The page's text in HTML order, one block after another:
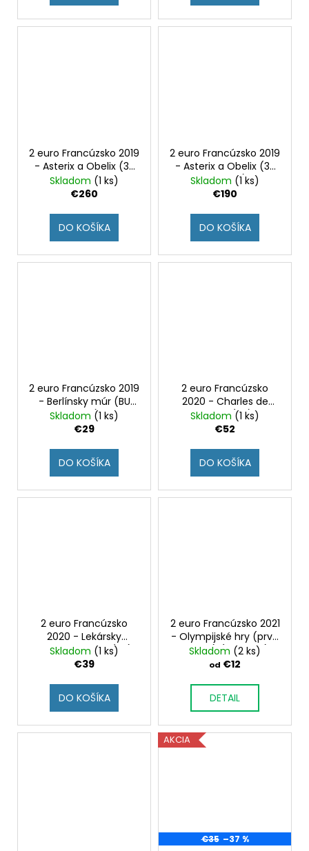
2 euro Francúzsko 2019
- Asterix a Obelix (3x
BU karta s rovnakým
číslom)
Skladom (1 ks)
€260
DO KOŠÍKA
2 euro Francúzsko 2019
- Asterix a Obelix (3x
BU karta)
Skladom (1 ks)
€190
DO KOŠÍKA
2 euro Francúzsko 2019
- Berlínsky múr (BU
karta)
Skladom (1 ks)
€29
DO KOŠÍKA
2 euro Francúzsko
2020 - Charles de
Gaulle (BU)
Skladom (1 ks)
€52
DO KOŠÍKA
2 euro Francúzsko
2020 - Lekársky
výskum 3 karty (BU)
Skladom (1 ks)
€39
DO KOŠÍKA
2 euro Francúzsko 2021
- Olympijské hry (prvá
minca) (BU karta)
Skladom (2 ks)
od €12
DETAIL
AKCIA
€35 –37 %